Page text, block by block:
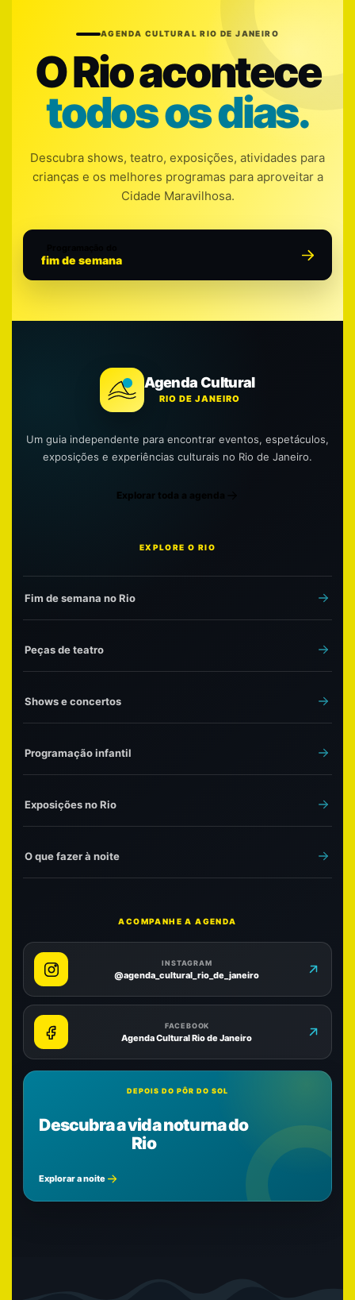
AGENDA CULTURAL RIO DE JANEIRO
O Rio acontece
todos os dias.
Descubra shows, teatro, exposições, atividades para
crianças e os melhores programas para aproveitar a
Cidade Maravilhosa.
fim de semana
Agenda Cultural
RIO DE JANEIRO
Um guia independente para encontrar eventos, espetáculos,
exposições e experiências culturais no Rio de Janeiro.
Explorar toda a agenda
EXPLORE O RIO
Fim de semana no Rio
Peças de teatro
Shows e concertos
Programação infantil
Exposições no Rio
O que fazer à noite
ACOMPANHE A AGENDA
INSTAGRAM
@agenda_cultural_rio_de_janeiro
FACEBOOK
Agenda Cultural Rio de Janeiro
DEPOIS DO PÔR DO SOL
Descubra a vida noturna do
Rio
Explorar a noite